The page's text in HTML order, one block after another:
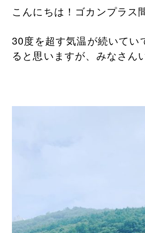
こんにちは！ゴカンプラス
30度を超す気温が続いて
ると思いますが、みなさん